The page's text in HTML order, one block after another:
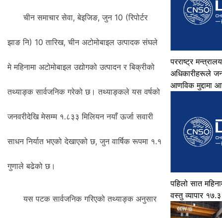
चीन समाचार सेवा, बेइजिङ, जुन 10 (रिपोर्टर
झाङ नि) 10 तारिख, चीन अटोमोबाइल उत्पादक संघले
मे महिनामा अटोमोबाइल उद्योगको उत्पादन र बिक्रीको
तथ्याङ्क सार्वजनिक गरेको छ। तथ्याङ्कले यस वर्षको
जनवरीदेखि मेसम्म १.८३३ मिलियन नयाँ ऊर्जा सवारी
साधन निर्यात भएको देखाएको छ, जुन वार्षिक रूपमा १.१
गुणाले बढेको छ।
यस पटक सार्वजनिक गरिएको तथ्याङ्क अनुसार
परराष्ट्र
अधिकारीहरूले
आणविक मुद्दामा
पहिलो सात
वस्तु व्यापार